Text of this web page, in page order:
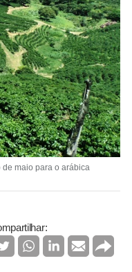
de maio para o arábica